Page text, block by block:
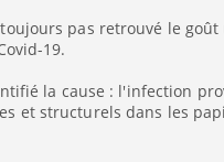
pas retrouvé le goût
19.
la cause : l'infection
et structurels dans les